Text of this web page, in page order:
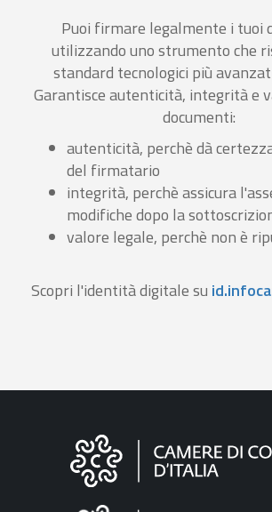
Puoi firmare legalmente i tuoi
utilizzando uno strumento che
standard tecnologici più
Garantisce autenticità, integrità e
documenti:
autenticità, perchè dà
del firmatario
integrità, perchè assicura
modifiche dopo la
valore legale, perchè non è
Scopri l'identità digitale su
Informazioni